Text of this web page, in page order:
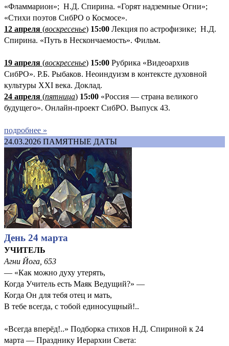
«Фламмарион»; Н.Д. Спирина. «Горят надземные Огни»;
«Стихи поэтов СибРО о Космосе».
12 апреля (воскресенье) 15:00 Лекция по астрофизике; Н.Д.
Спирина. «Путь в Нескончаемость». Фильм.
19 апреля (воскресенье) 15:00 Рубрика «Видеоархив
СибРО». Р.Б. Рыбаков. Неоиндуизм в контексте духовной
культуры XXI века. Доклад.
24 апреля (пятница) 15:00 «Россия — страна великого
будущего». Онлайн-проект СибРО. Выпуск 43.
подробнее »
24.03.2026 ПАМЯТНЫЕ ДАТЫ
День 24 марта
УЧИТЕЛЬ
Агни Йога, 653
— «Как можно духу утерять,
Когда Учитель есть Маяк Ведущий?» —
Когда Он для тебя отец и мать,
В тебе всегда, с тобой единосущный!..
«Всегда вперёд!..» Подборка стихов Н.Д. Спириной к 24
марта — Празднику Иерархии Света: